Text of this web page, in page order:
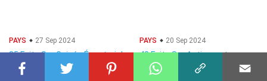
PAYS 27 Sep 2024
35 Faits Sur Guinée Équatoriale
PAYS 20 Sep 2024
40 Faits Sur Antigua-et-
Barbuda